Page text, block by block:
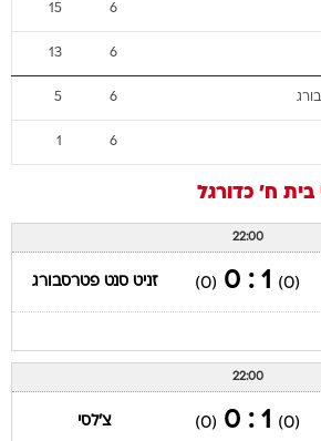
6
15
6
13
6
5
6
1
בית ח' כדורגל
22:00
(0)
1 : 0
(0) זניט סנט פטרסבורג
22:00
(0)
1 : 0
(0) צ'לסי